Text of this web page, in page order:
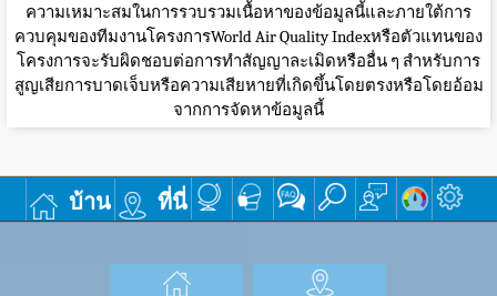
ความเหมาะสมในการรวบรวมเนื้อหาของข้อมูลนี้และภายใต้การ
ควบคุมของทีมงานโครงการWorld Air Quality Indexหรือตัวแทนของ
โครงการจะรับผิดชอบต่อการทำสัญญาละเมิดหรืออื่น ๆ สำหรับการ
สูญเสียการบาดเจ็บหรือความเสียหายที่เกิดขึ้นโดยตรงหรือโดยอ้อม
จากการจัดหาข้อมูลนี้
บ้าน ที่นี่